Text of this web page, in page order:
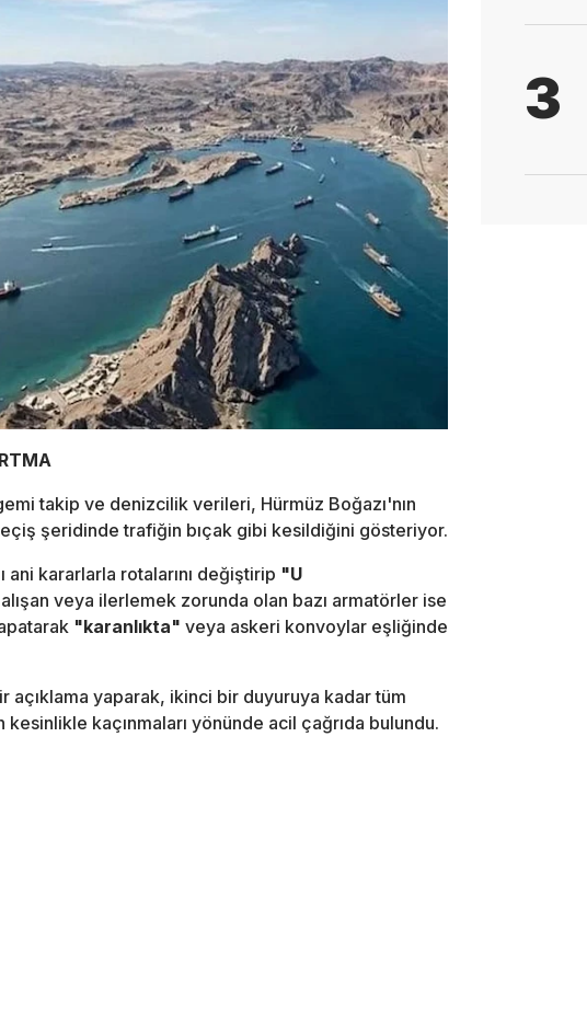
takip ve denizcilik verileri, Hürmüz Boğazı'nın
şeridinde trafiğin bıçak gibi kesildiğini gösteriyor.
kararlarla rotalarını değiştirip "U
veya ilerlemek zorunda olan bazı armatörler ise
"karanlıkta" veya askeri konvoylar eşliğinde
açıklama yaparak, ikinci bir duyuruya kadar tüm
kaçınmaları yönünde acil çağrıda bulundu.
3